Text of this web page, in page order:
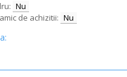
Nu
de achizitii: Nu